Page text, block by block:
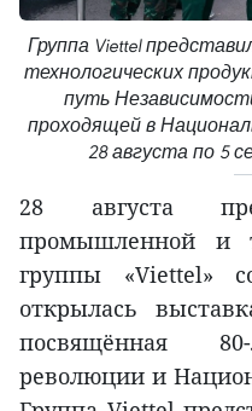
Группа Viettel
технологических
путь
проходящей в
28 августа по 5
28 августа
промышленной и
группы «Viettel»
открылась
посвящённая
революции и